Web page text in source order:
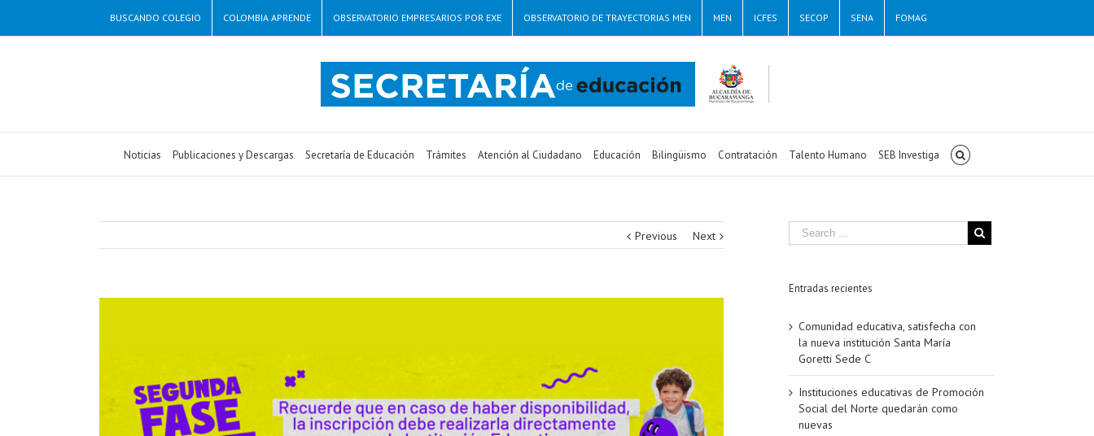
BUSCANDO COLEGIO COLOMBIA APRENDE OBSERVATORIO EMPRESARIOS POR EXE OBSERVATORIO DE TRAYECTORIAS MEN MEN ICFES SECOP SENA FOMAG
Noticias Publicaciones y Descargas Secretaría de Educación Trámites Atención al Ciudadano Educación Bilingüismo Contratación Talento Humano SEB Investiga
Previous Next
Entradas recientes
Comunidad educativa, satisfecha con
la nueva institución Santa María
Goretti Sede C
Instituciones educativas de Promoción
Social del Norte quedarán como
nuevas